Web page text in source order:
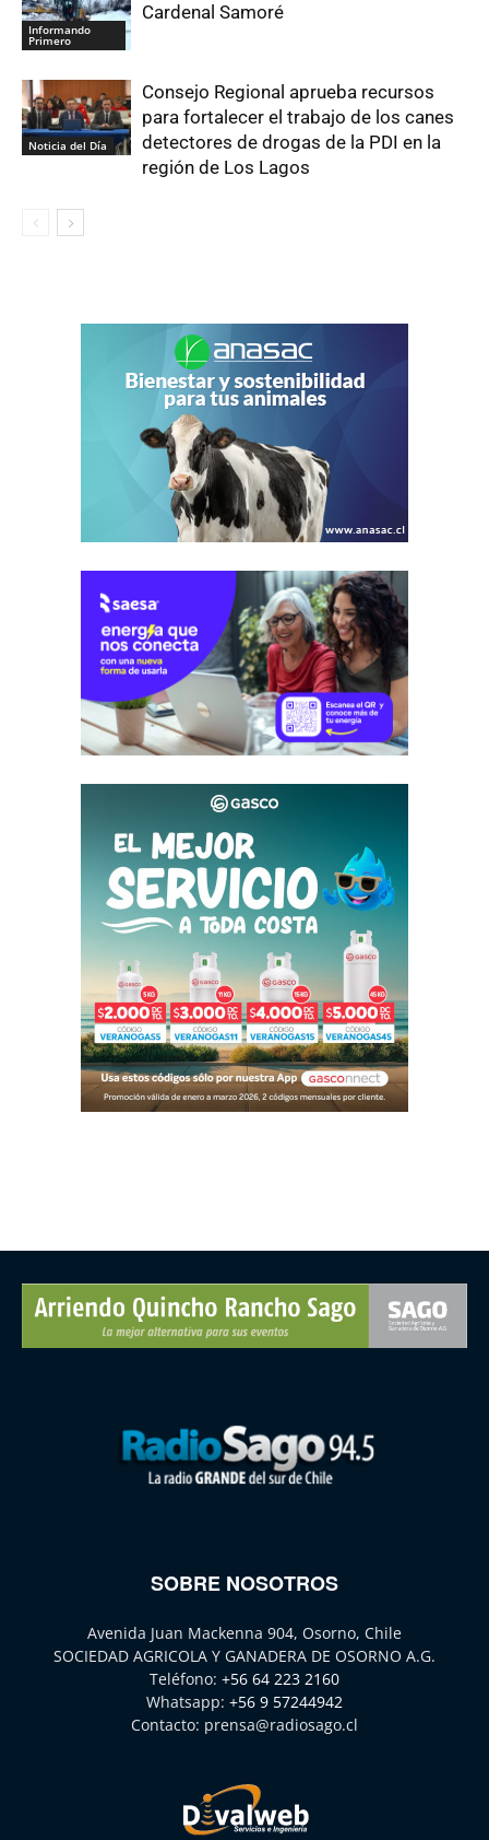
Informando
Primero
Cardenal Samoré
Noticia del Día
Consejo Regional aprueba recursos
para fortalecer el trabajo de los canes
detectores de drogas de la PDI en la
región de Los Lagos
SOBRE NOSOTROS
Avenida Juan Mackenna 904, Osorno, Chile
SOCIEDAD AGRICOLA Y GANADERA DE OSORNO A.G.
Teléfono: +56 64 223 2160
Whatsapp: +56 9 57244942
Contacto: prensa@radiosago.cl